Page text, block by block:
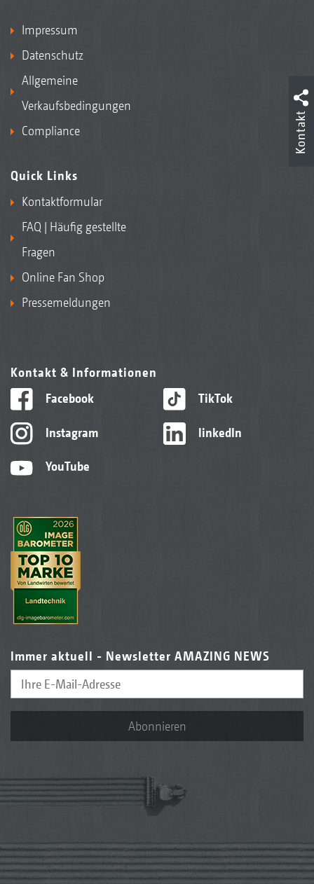
Impressum
Datenschutz
Allgemeine
Verkaufsbedingungen
Compliance
Quick Links
Kontaktformular
FAQ | Häufig gestellte
Fragen
Online Fan Shop
Pressemeldungen
Kontakt & Informationen
Facebook
Instagram
YouTube
TikTok
linkedIn
Immer aktuell - Newsletter AMAZING NEWS
Abonnieren
Kontakt